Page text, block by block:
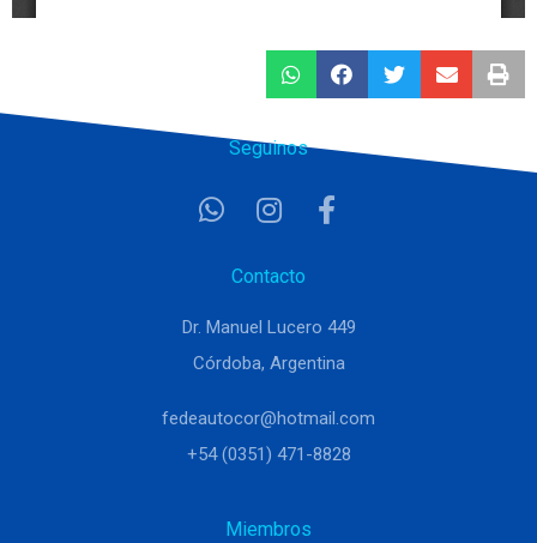
Seguinos
Contacto
Dr. Manuel Lucero 449
Córdoba, Argentina
fedeautocor@hotmail.com
+54 (0351) 471-8828
Miembros